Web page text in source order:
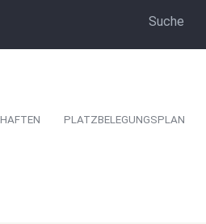
PLATZBELEGUNGSPLAN